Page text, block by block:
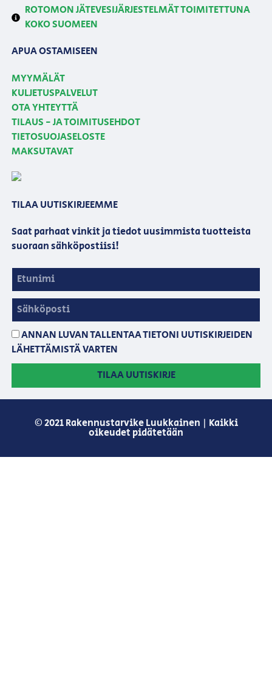
ROTOMON JÄTEVESIJÄRJESTELMÄT TOIMITETTUNA
KOKO SUOMEEN
APUA OSTAMISEEN
MYYMÄLÄT
KULJETUSPALVELUT
OTA YHTEYTTÄ
TILAUS - JA TOIMITUSEHDOT
TIETOSUOJASELOSTE
MAKSUTAVAT
TILAA UUTISKIRJEEMME
Saat parhaat vinkit ja tiedot uusimmista tuotteista
suoraan sähköpostiisi!
ANNAN LUVAN TALLENTAA TIETONI UUTISKIRJEIDEN
LÄHETTÄMISTÄ VARTEN
TILAA UUTISKIRJE
© 2021 Rakennustarvike Luukkainen | Kaikki
oikeudet pidätetään